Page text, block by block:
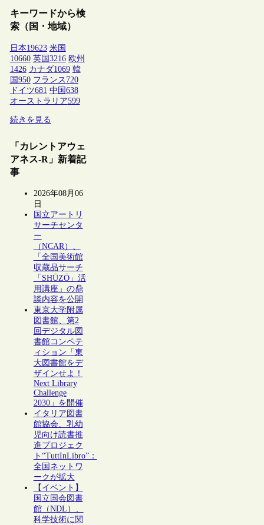
キーワードから検
索（国・地域）
日本19623 米国
10660 英国3216 欧州
1426 カナダ1069 韓
国950 フランス 720
ドイツ681 中国638
オーストラリア599
続きを見る
「カレントアウェ
アネス-R」新着記
事
2026年08月06
日
国立アートリ
サーチセンタ
ー
（NCAR）、
「全国美術館
収蔵品サーチ
「SHŪZŌ」活
用講座」の鼎
談内容を公開
東京大学附属
図書館、第2
回デジタル図
書館コンペテ
ィション「東
大図書館をデ
ザインせよ！
Next Library
Challenge
2030」を開催
イタリア図書
館協会、乳幼
児向け読書推
進プロジェク
ト“TuttInLibro”：
全国ネットワ
ークが拡大
【イベント】
国立国会図書
館（NDL）、
科学技術に関